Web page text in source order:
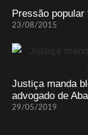
Pressão
23/08/2015
Justiça manda
advogado de
29/05/2019